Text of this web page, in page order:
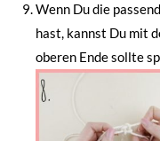
Wenn Du die
hast, kannst Du mit
oberen Ende sollte